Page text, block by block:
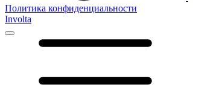
Политика конфиденциальности
Involta